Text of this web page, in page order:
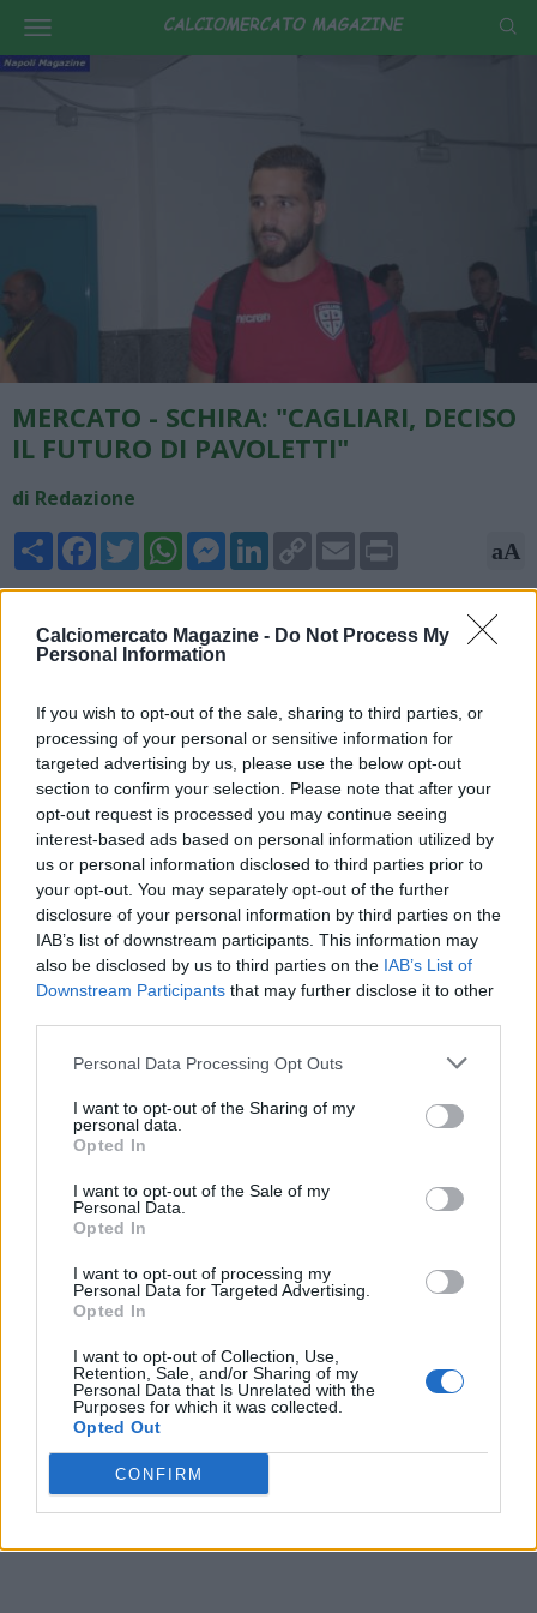
Calciomercato Magazine - Do Not Process My
Personal Information
If you wish to opt-out of the sale, sharing to third parties, or
processing of your personal or sensitive information for
targeted advertising by us, please use the below opt-out
section to confirm your selection. Please note that after your
opt-out request is processed you may continue seeing
interest-based ads based on personal information utilized by
us or personal information disclosed to third parties prior to
your opt-out. You may separately opt-out of the further
disclosure of your personal information by third parties on the
IAB’s list of downstream participants. This information may
also be disclosed by us to third parties on the IAB’s List of
Downstream Participants that may further disclose it to other
Personal Data Processing Opt Outs
I want to opt-out of the Sharing of my
personal data.
Opted In
I want to opt-out of the Sale of my
Personal Data.
Opted In
I want to opt-out of processing my
Personal Data for Targeted Advertising.
Opted In
I want to opt-out of Collection, Use,
Retention, Sale, and/or Sharing of my
Personal Data that Is Unrelated with the
Purposes for which it was collected.
Opted Out
CONFIRM
MERCATO - SCHIRA: "CAGLIARI, DECISO
IL FUTURO DI PAVOLETTI"
di Redazione
Share FacebookTwitterWhatsAppMessengerLinkedInCopy
Link
Email aA
Nicolò Schira, esperto di mercato, rivela su X una novità legata
contratto per Leonardo Pavoletti col Cagliari".
VAI ALLA VERSIONE CLASSICA
Alcune foto (screenshot) ed articoli presenti su "Calciomercato Magazine" sono in parte
giunti da internet, in quanto arrivati alla nostra attenzione attraverso regolari
comunicati stampa con immagini e testi allegati ed autorizzati alla pubblicazione, e
quindi valutati di pubblico dominio. Se i soggetti o gli autori avessero qualcosa in
"Calciomercato Magazine" non è una testata giornalistica, ma un sito di informazione di
proprietà di Napoli Magazine.